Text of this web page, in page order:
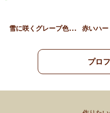
雪
に咲くグレープ色のリース
プロ